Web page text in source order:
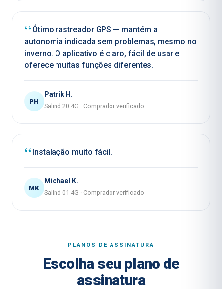
Ótimo rastreador GPS — mantém a
autonomia indicada sem problemas, mesmo no
inverno. O aplicativo é claro, fácil de usar e
oferece muitas funções diferentes.
PH
Patrik H.
Salind 20 4G · Comprador verificado
Instalação muito fácil.
MK
Michael K.
Salind 01 4G · Comprador verificado
PLANOS DE ASSINATURA
Escolha seu plano de
assinatura